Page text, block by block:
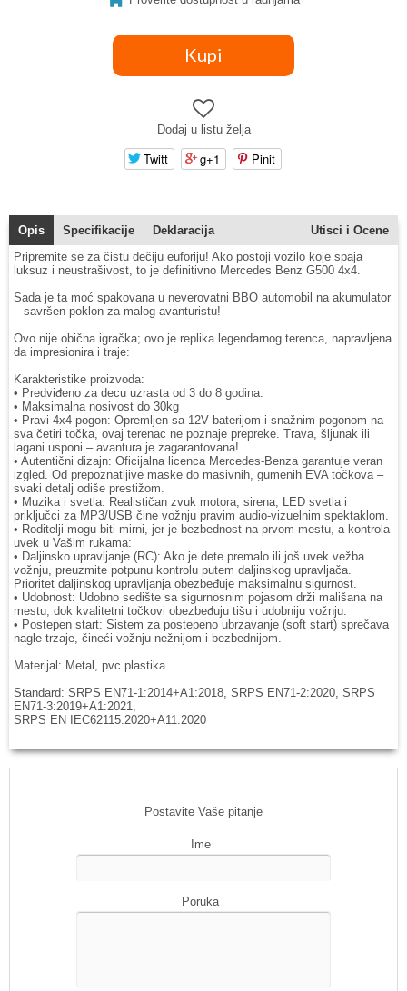
Dodaj u listu želja
Twitt g+1 Pinit
Opis Specifikacije Deklaracija
Utisci i Ocene
Pripremite se za čistu dečiju euforiju! Ako postoji vozilo koje spaja
luksuz i neustrašivost, to je definitivno Mercedes Benz G500 4x4.
Sada je ta moć spakovana u neverovatni BBO automobil na akumulator
– savršen poklon za malog avanturistu!
Ovo nije obična igračka; ovo je replika legendarnog terenca, napravljena
da impresionira i traje:
Karakteristike proizvoda:
• Predviđeno za decu uzrasta od 3 do 8 godina.
• Maksimalna nosivost do 30kg
• Pravi 4x4 pogon: Opremljen sa 12V baterijom i snažnim pogonom na
sva četiri točka, ovaj terenac ne poznaje prepreke. Trava, šljunak ili
lagani usponi – avantura je zagarantovana!
• Autentični dizajn: Oficijalna licenca Mercedes-Benza garantuje veran
izgled. Od prepoznatljive maske do masivnih, gumenih EVA točkova –
svaki detalj odiše prestižom.
• Muzika i svetla: Realističan zvuk motora, sirena, LED svetla i
priključci za MP3/USB čine vožnju pravim audio-vizuelnim spektaklom.
• Roditelji mogu biti mirni, jer je bezbednost na prvom mestu, a kontrola
uvek u Vašim rukama:
• Daljinsko upravljanje (RC): Ako je dete premalo ili još uvek vežba
vožnju, preuzmite potpunu kontrolu putem daljinskog upravljača.
Prioritet daljinskog upravljanja obezbeđuje maksimalnu sigurnost.
• Udobnost: Udobno sedište sa sigurnosnim pojasom drži mališana na
mestu, dok kvalitetni točkovi obezbeđuju tišu i udobniju vožnju.
• Postepen start: Sistem za postepeno ubrzavanje (soft start) sprečava
nagle trzaje, čineći vožnju nežnijom i bezbednijom.
Materijal: Metal, pvc plastika
Standard: SRPS EN71-1:2014+A1:2018, SRPS EN71-2:2020, SRPS
EN71-3:2019+A1:2021,
SRPS EN IEC62115:2020+A11:2020
Postavite Vaše pitanje
Ime
Poruka